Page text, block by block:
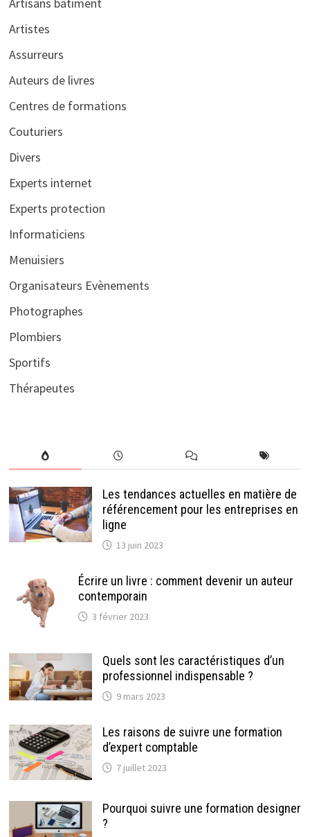
Artisans bâtiment
Artistes
Assurreurs
Auteurs de livres
Centres de formations
Couturiers
Divers
Experts internet
Experts protection
Informaticiens
Menuisiers
Organisateurs Evènements
Photographes
Plombiers
Sportifs
Thérapeutes
Les tendances actuelles en matière de
référencement pour les entreprises en
ligne
13 juin 2023
Écrire un livre : comment devenir un auteur
contemporain
3 février 2023
Quels sont les caractéristiques d’un
professionnel indispensable ?
9 mars 2023
Les raisons de suivre une formation
d’expert comptable
7 juillet 2023
Pourquoi suivre une formation designer
?